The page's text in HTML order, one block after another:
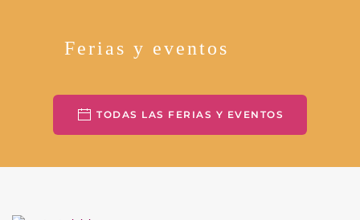
Ferias y eventos
TODAS LAS FERIAS Y EVENTOS